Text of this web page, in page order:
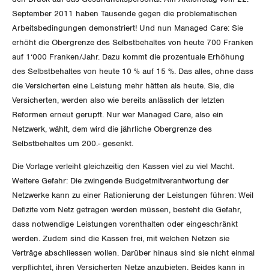
Kommunikation und Medien
International
Schweiz
Landesstreik
SERVICE
GEWERKSCHAFTSMITGLIED WERDEN
LOHNRECHNER
Bestellformular
DER SGB
GREMIEN
Feministische Kommission
ZENTRALSEKRETARIAT
KANTONALE BÜNDE
ANGESCHLOSSENE VERBÄNDE
Medien
Publikationen
Artikel
Medienmitteilungen
Dossier
Blog
Kontakt
September 2011 haben Tausende gegen die problematischen
Arbeitsbedingungen demonstriert! Und nun Managed Care: Sie
erhöht die Obergrenze des Selbstbehaltes von heute 700 Franken
auf 1‘000 Franken/Jahr. Dazu kommt die prozentuale Erhöhung
des Selbstbehaltes von heute 10 % auf 15 %. Das alles, ohne dass
die Versicherten eine Leistung mehr hätten als heute. Sie, die
Versicherten, werden also wie bereits anlässlich der letzten
Reformen erneut gerupft. Nur wer Managed Care, also ein
Netzwerk, wählt, dem wird die jährliche Obergrenze des
Selbstbehaltes um 200.- gesenkt.
Die Vorlage verleiht gleichzeitig den Kassen viel zu viel Macht.
Weitere Gefahr: Die zwingende Budgetmitverantwortung der
Netzwerke kann zu einer Rationierung der Leistungen führen: Weil
Defizite vom Netz getragen werden müssen, besteht die Gefahr,
dass notwendige Leistungen vorenthalten oder eingeschränkt
werden. Zudem sind die Kassen frei, mit welchen Netzen sie
Verträge abschliessen wollen. Darüber hinaus sind sie nicht einmal
verpflichtet, ihren Versicherten Netze anzubieten. Beides kann in